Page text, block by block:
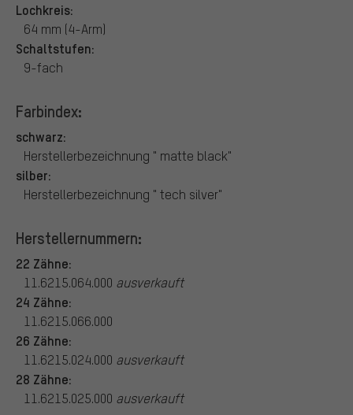
Lochkreis:
64 mm (4-Arm)
Schaltstufen:
9-fach
Farbindex:
schwarz:
Herstellerbezeichnung " matte black"
silber:
Herstellerbezeichnung " tech silver"
Herstellernummern:
22 Zähne:
11.6215.064.000 ausverkauft
24 Zähne:
11.6215.066.000
26 Zähne:
11.6215.024.000 ausverkauft
28 Zähne:
11.6215.025.000 ausverkauft